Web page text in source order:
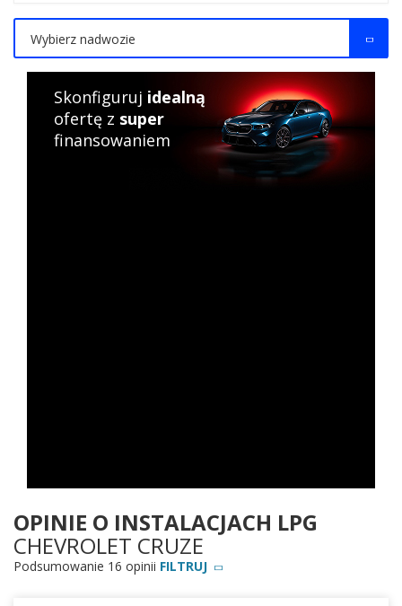
OPINIE O INSTALACJACH LPG
CHEVROLET CRUZE
Podsumowanie 16 opinii FILTRUJ
Wybierz nadwozie
Skonfiguruj idealną
ofertę z super
finansowaniem